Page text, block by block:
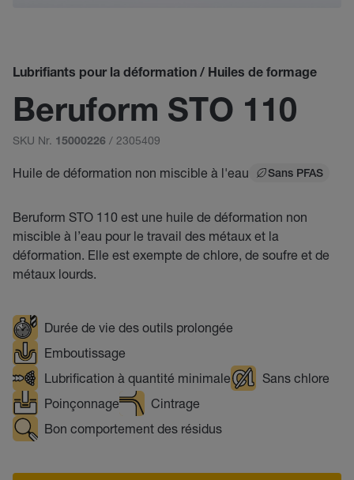
Lubrifiants pour la déformation / Huiles de formage
Beruform STO 110
SKU Nr. 15000226 / 2305409
Huile de déformation non miscible à l'eau Sans PFAS
Beruform STO 110 est une huile de déformation non
miscible à l’eau pour le travail des métaux et la
déformation. Elle est exempte de chlore, de soufre et de
métaux lourds.
Durée de vie des outils prolongée
Emboutissage
Lubrification à quantité minimale
Sans chlore
Poinçonnage
Cintrage
Bon comportement des résidus